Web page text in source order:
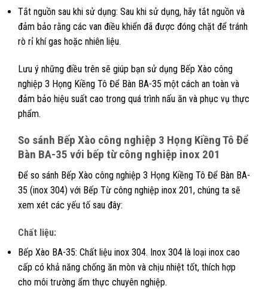
Tắt nguồn sau khi sử dụng: Sau khi sử dụng, hãy tắt nguồn và
đảm bảo rằng các van điều khiển đã được đóng chặt để tránh
rò rỉ khí gas hoặc nhiên liệu.
Lưu ý những điều trên sẽ giúp bạn sử dụng Bếp Xào công
nghiệp 3 Họng Kiềng Tô Để Bàn BA-35 một cách an toàn và
đảm bảo hiệu suất cao trong quá trình nấu ăn và phục vụ thực
phẩm.
So sánh Bếp Xào công nghiệp 3 Họng Kiềng Tô Để
Bàn BA-35 với bếp từ công nghiệp inox 201
Để so sánh Bếp Xào công nghiệp 3 Họng Kiềng Tô Để Bàn BA-
35 (inox 304) với Bếp Từ công nghiệp inox 201, chúng ta sẽ
xem xét các yếu tố sau đây:
Chất liệu:
Bếp Xào BA-35: Chất liệu inox 304. Inox 304 là loại inox cao
cấp có khả năng chống ăn mòn và chịu nhiệt tốt, thích hợp
cho môi trường ẩm thực chuyên nghiệp.